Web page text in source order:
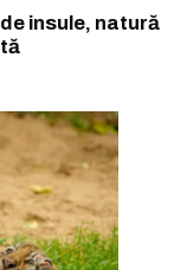
insule, natură